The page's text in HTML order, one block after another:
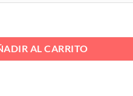
AL CARRITO